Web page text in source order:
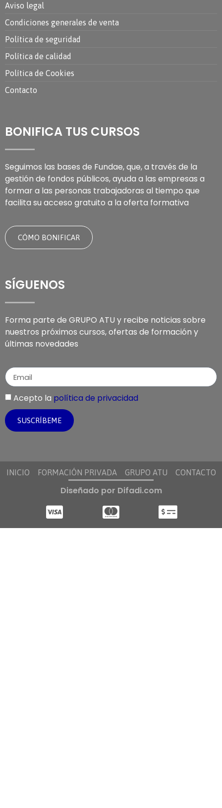
Aviso legal
Condiciones generales de venta
Política de seguridad
Política de calidad
Política de Cookies
Contacto
BONIFICA TUS CURSOS
Seguimos las bases de Fundae, que, a través de la
gestión de fondos públicos, ayuda a las empresas a
formar a las personas trabajadoras al tiempo que
facilita su acceso gratuito a la oferta formativa
CÓMO BONIFICAR
SÍGUENOS
Forma parte de GRUPO ATU y recibe noticias sobre
nuestros próximos cursos, ofertas de formación y
últimas novedades
Acepto la política de privacidad
SUSCRÍBEME
INICIO FORMACIÓN PRIVADA GRUPO ATU CONTACTO
Diseñado por Difadi.com